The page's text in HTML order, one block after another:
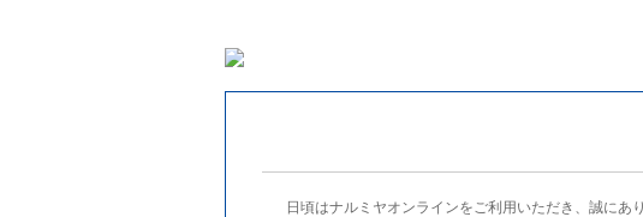
日頃はナルミヤオンラインをご利用いただき、誠にあ